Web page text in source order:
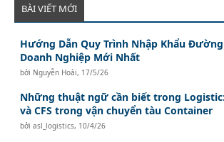
BÀI VIẾT MỚI
Hướng Dẫn Quy Trình Nhập Khẩu Đường
Doanh Nghiệp Mới Nhất
bởi Nguyễn Hoài, 17/5/26
Những thuật ngữ cần biết trong
và CFS trong vận chuyển tàu Container
bởiasl_logistics, 10/4/26